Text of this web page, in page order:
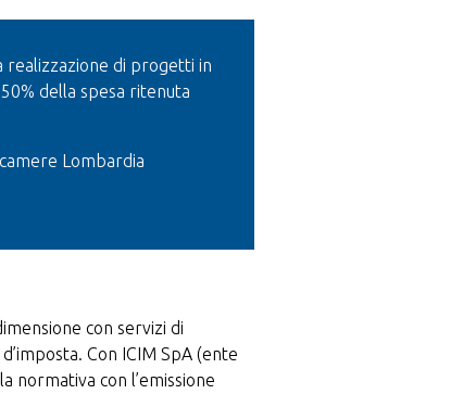
realizzazione di progetti in
della spesa ritenuta
Lombardia
con servizi di
Con ICIM SpA (ente
normativa con l’emissione